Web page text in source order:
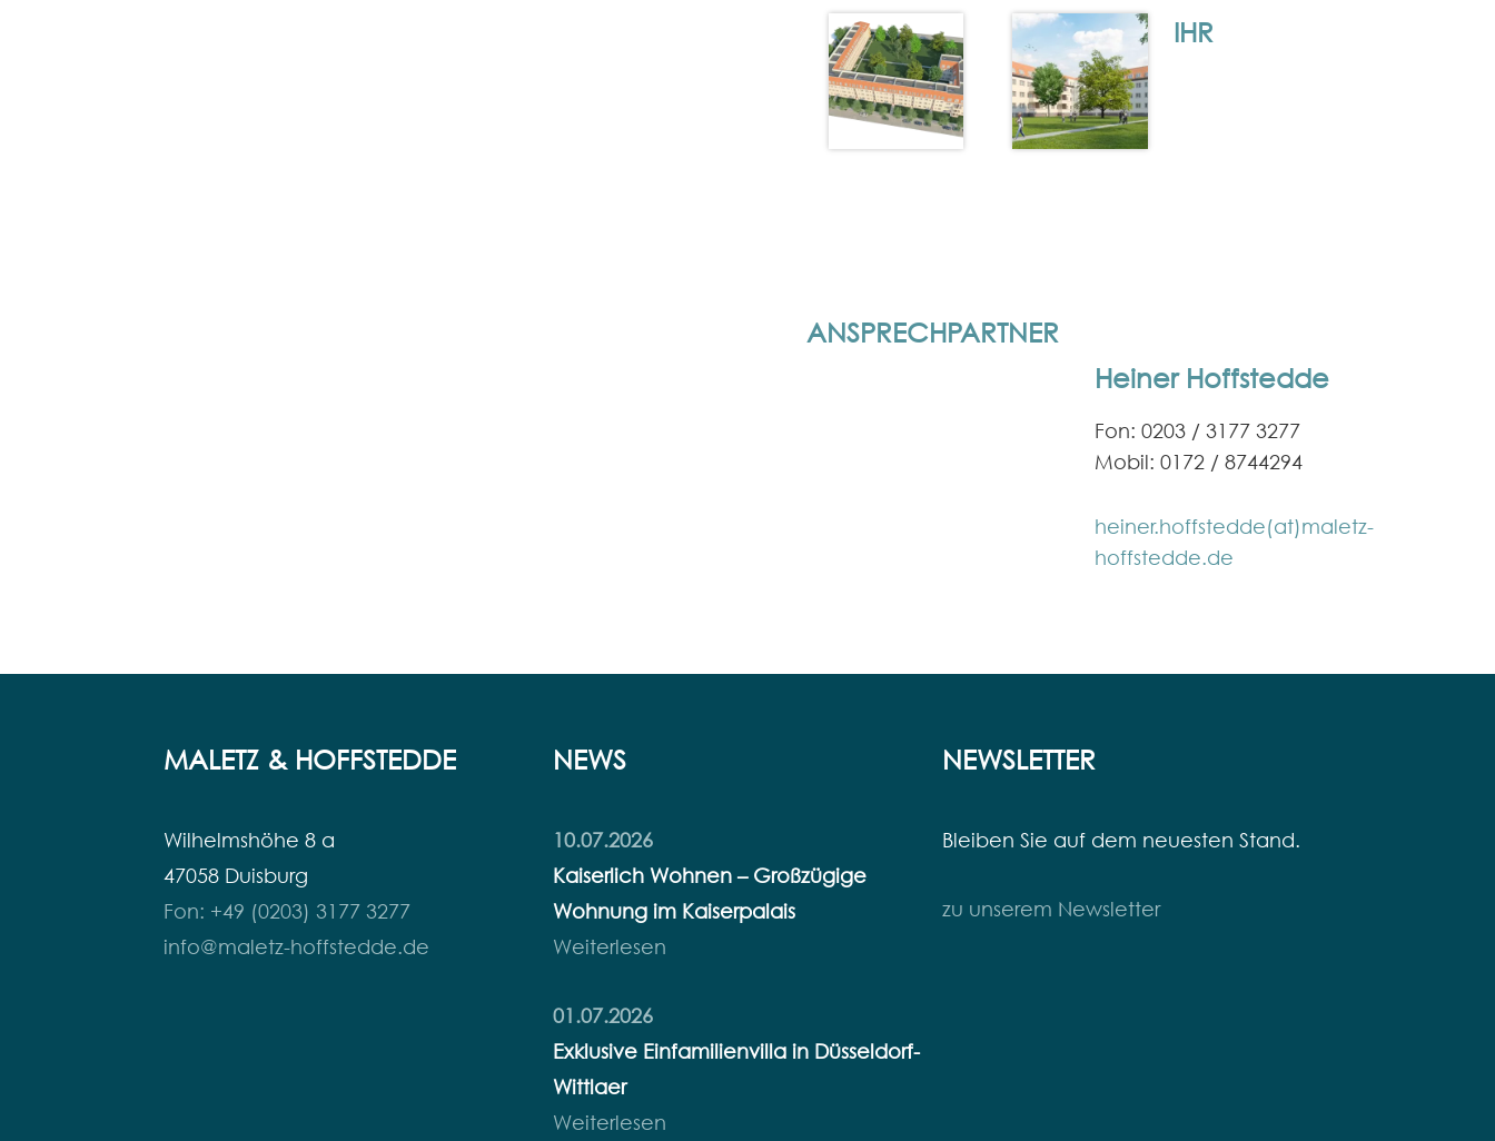
IHR
ANSPRECHPARTNER
Heiner Hoffstedde
Fon: 0203 / 3177 3277
Mobil: 0172 / 8744294
heiner.hoffstedde(at)maletz-
hoffstedde.de
MALETZ & HOFFSTEDDE
Wilhelmshöhe 8 a
47058 Duisburg
Fon: +49 (0203) 3177 3277
info@maletz-hoffstedde.de
NEWS
10.07.2026
Kaiserlich Wohnen – Großzügige
Wohnung im Kaiserpalais
Weiterlesen
01.07.2026
Exklusive Einfamilienvilla in Düsseldorf-
Wittlaer
Weiterlesen
NEWSLETTER
Bleiben Sie auf dem neuesten Stand.
zu unserem Newsletter